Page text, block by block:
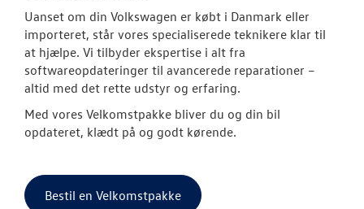
Uanset om din Volkswagen er købt i Danmark eller
importeret, står vores specialiserede teknikere klar til
at hjælpe. Vi tilbyder ekspertise i alt fra
softwareopdateringer til avancerede reparationer –
altid med det rette udstyr og erfaring.
Med vores Velkomstpakke bliver du og din bil
opdateret, klædt på og godt kørende.
Bestil en Velkomstpakke